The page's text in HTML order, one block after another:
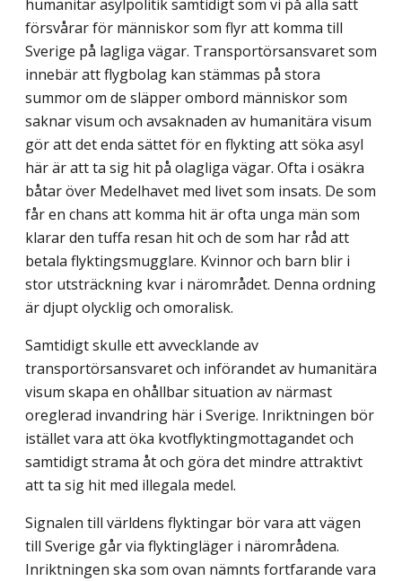
humanitär asylpolitik samtidigt som vi på alla sätt
försvårar för människor som flyr att komma till
Sverige på lagliga vägar. Transportörsansvaret som
innebär att flygbolag kan stämmas på stora
summor om de släpper ombord människor som
saknar visum och avsaknaden av humanitära visum
gör att det enda sättet för en flykting att söka asyl
här är att ta sig hit på olagliga vägar. Ofta i osäkra
båtar över Medelhavet med livet som insats. De som
får en chans att komma hit är ofta unga män som
klarar den tuffa resan hit och de som har råd att
betala flyktingsmugglare. Kvinnor och barn blir i
stor utsträckning kvar i närområdet. Denna ordning
är djupt olycklig och omoralisk.
Samtidigt skulle ett avvecklande av
transportörsansvaret och införandet av humanitära
visum skapa en ohållbar situation av närmast
oreglerad invandring här i Sverige. Inriktningen bör
istället vara att öka kvotflyktingmottagandet och
samtidigt strama åt och göra det mindre attraktivt
att ta sig hit med illegala medel.
Signalen till världens flyktingar bör vara att vägen
till Sverige går via flyktingläger i närområdena.
Inriktningen ska som ovan nämnts fortfarande vara